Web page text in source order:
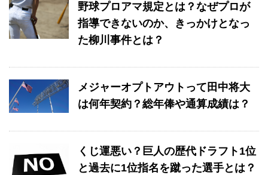
野球プロアマ規定とは？なぜプロが
指導できないのか、きっかけとなっ
た柳川事件とは？
メジャーオプトアウトって田中将大
は何年契約？総年俸や通算成績は？
くじ運悪い？巨人の歴代ドラフト1位
と過去に1位指名を蹴った選手とは？